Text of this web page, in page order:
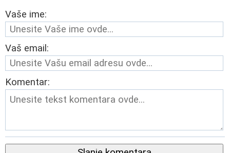
Vaše ime:
Vaš email:
Komentar: